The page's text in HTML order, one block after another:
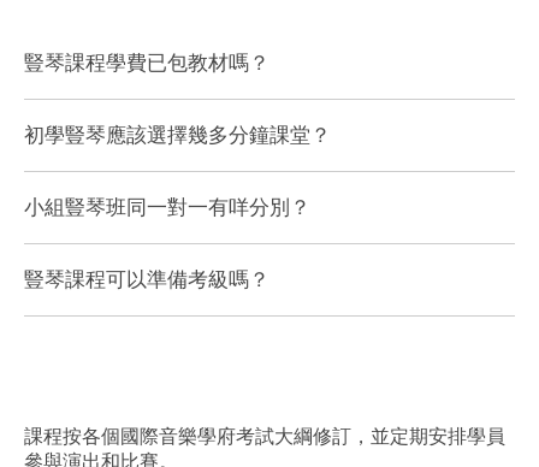
豎琴課程學費已包教材嗎？
行購買，導師會因應學生程度作出建議。
初學豎琴應該選擇幾多分鐘課堂？
為 60 分鐘課堂。
小組豎琴班同一對一有咩分別？
感及合奏能力，學費相對較低。
豎琴課程可以準備考級嗎？
課程按各個國際音樂學府考試大綱修訂，並定期安排學員
參與演出和比賽。